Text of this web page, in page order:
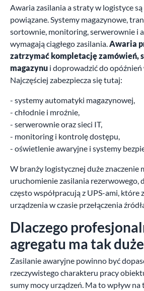
Awaria zasilania a straty w logistyce są
powiązane. Systemy magazynowe,
sortownie, monitoring, serwerownie i
wymagają ciągłego zasilania.Awaria
zatrzymać kompletację zamówień,
magazynu i doprowadzić do opóźnień
Najczęściej zabezpiecza się tutaj:
- systemy automatyki magazynowej,
- chłodnie i mroźnie,
- serwerownie oraz sieci IT,
- monitoring i kontrolę dostępu,
- oświetlenie awaryjne i systemy
W branży logistycznej duże znaczenie
uruchomienie zasilania rezerwowego,
często współpracują z UPS-ami, które
urządzenia w czasie przełączenia
Dlaczego
agregatu ma tak
Zasilanie awaryjne powinno być
rzeczywistego charakteru pracy
sumy mocy urządzeń. Ma to wpływ na